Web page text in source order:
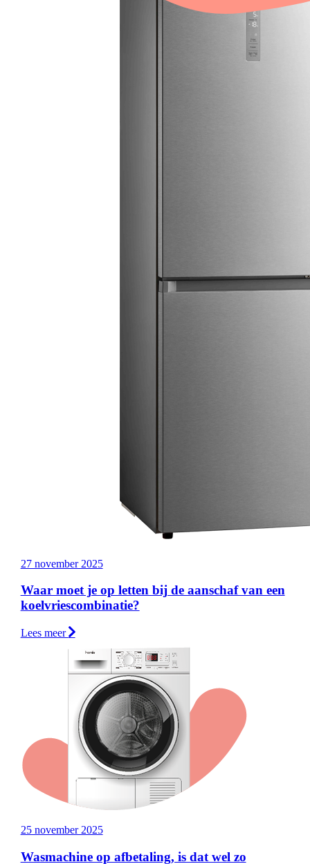
27 november 2025
Waar moet je op letten bij de aanschaf van een
koelvriescombinatie?
Lees meer
25 november 2025
Wasmachine op afbetaling, is dat wel zo